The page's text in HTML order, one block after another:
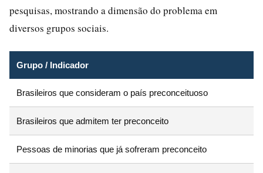
pesquisas, mostrando a dimensão do problema em
diversos grupos sociais.
Grupo / Indicador
Brasileiros que consideram o país preconceituoso
Brasileiros que admitem ter preconceito
Pessoas de minorias que já sofreram preconceito